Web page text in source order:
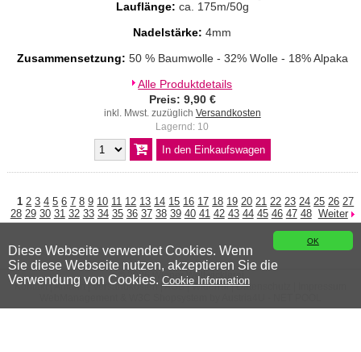
OK
Diese Webseite verwendet Cookies. Wenn
Sie diese Webseite nutzen, akzeptieren Sie die
Verwendung von Cookies. Cookie Information
Lauflänge: ca. 175m/50g
Nadelstärke: 4mm
Zusammensetzung: 50 % Baumwolle - 32% Wolle - 18% Alpaka
Alle Produktdetails
Preis: 9,90 €
inkl. Mwst. zuzüglich Versandkosten
Lagernd: 10
1 2 3 4 5 6 7 8 9 10 11 12 13 14 15 16 17 18 19 20 21 22 23 24 25 26 27
28 29 30 31 32 33 34 35 36 37 38 39 40 41 42 43 44 45 46 47 48 Weiter
© 2026 Wiener Wollwicklerei
Kontakt |Anfahrt |Versandkosten |AGB|Widerruf|Datenschutz